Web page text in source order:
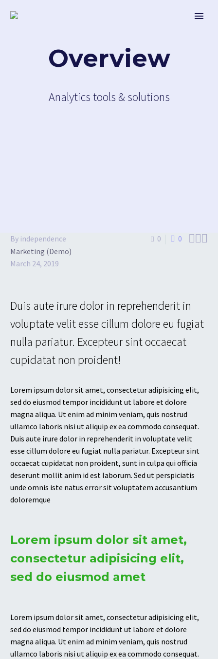
Overview
Analytics tools & solutions
0 0 
By independence
Marketing (Demo)
March 24, 2019
Duis aute irure dolor in reprehenderit in
voluptate velit esse cillum dolore eu fugiat
nulla pariatur. Excepteur sint occaecat
cupidatat non proident!
Lorem ipsum dolor sit amet, consectetur adipisicing elit,
sed do eiusmod tempor incididunt ut labore et dolore
magna aliqua. Ut enim ad minim veniam, quis nostrud
ullamco laboris nisi ut aliquip ex ea commodo consequat.
Duis aute irure dolor in reprehenderit in voluptate velit
esse cillum dolore eu fugiat nulla pariatur. Excepteur sint
occaecat cupidatat non proident, sunt in culpa qui officia
deserunt mollit anim id est laborum. Sed ut perspiciatis
unde omnis iste natus error sit voluptatem accusantium
doloremque
Lorem ipsum dolor sit amet,
consectetur adipisicing elit,
sed do eiusmod amet
Lorem ipsum dolor sit amet, consectetur adipisicing elit,
sed do eiusmod tempor incididunt ut labore et dolore
magna aliqua. Ut enim ad minim veniam, quis nostrud
ullamco laboris nisi ut aliquip ex ea commodo consequat.